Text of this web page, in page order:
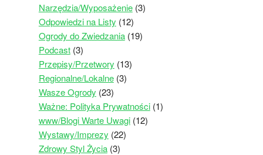
Narzędzia/Wyposażenie(3)
Odpowiedzi na Listy (12)
Ogrody do Zwiedzania(19)
Podcast(3)
Przepisy/Przetwory (13)
Regionalne/Lokalne(3)
Wasze Ogrody (23)
Ważne: Polityka Prywatności(1)
www/Blogi Warte Uwagi(12)
Wystawy/Imprezy (22)
Zdrowy Styl Życia(3)